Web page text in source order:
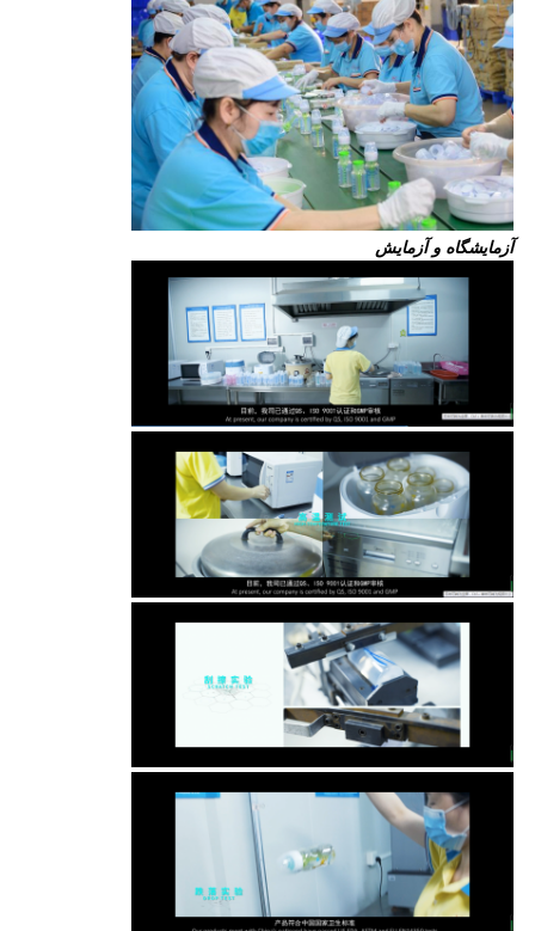
آزمایشگاه و آزمایش